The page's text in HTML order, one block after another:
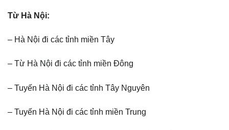
Từ Hà Nội:
– Hà Nội đi các tỉnh miền Tây
– Từ Hà Nội đi các tỉnh miền Đông
– Tuyến Hà Nội đi các tỉnh Tây Nguyên
– Tuyến Hà Nội đi các tỉnh miền Trung